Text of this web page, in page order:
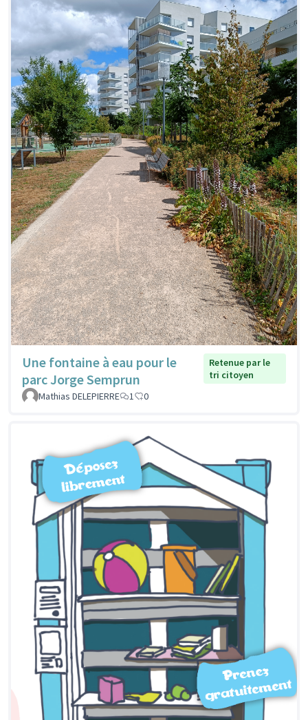
Une fontaine à eau pour le
parc Jorge Semprun
Retenue par le
tri citoyen
Mathias DELEPIERRE
1 0